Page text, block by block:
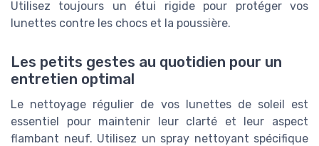
Utilisez toujours un étui rigide pour protéger vos
lunettes contre les chocs et la poussière.
Les petits gestes au quotidien pour un
entretien optimal
Le nettoyage régulier de vos lunettes de soleil est
essentiel pour maintenir leur clarté et leur aspect
flambant neuf. Utilisez un spray nettoyant spécifique